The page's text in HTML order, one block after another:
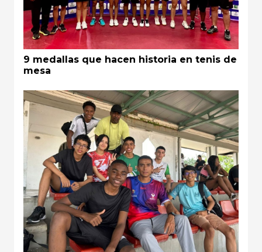
9 medallas que hacen historia en tenis de
mesa